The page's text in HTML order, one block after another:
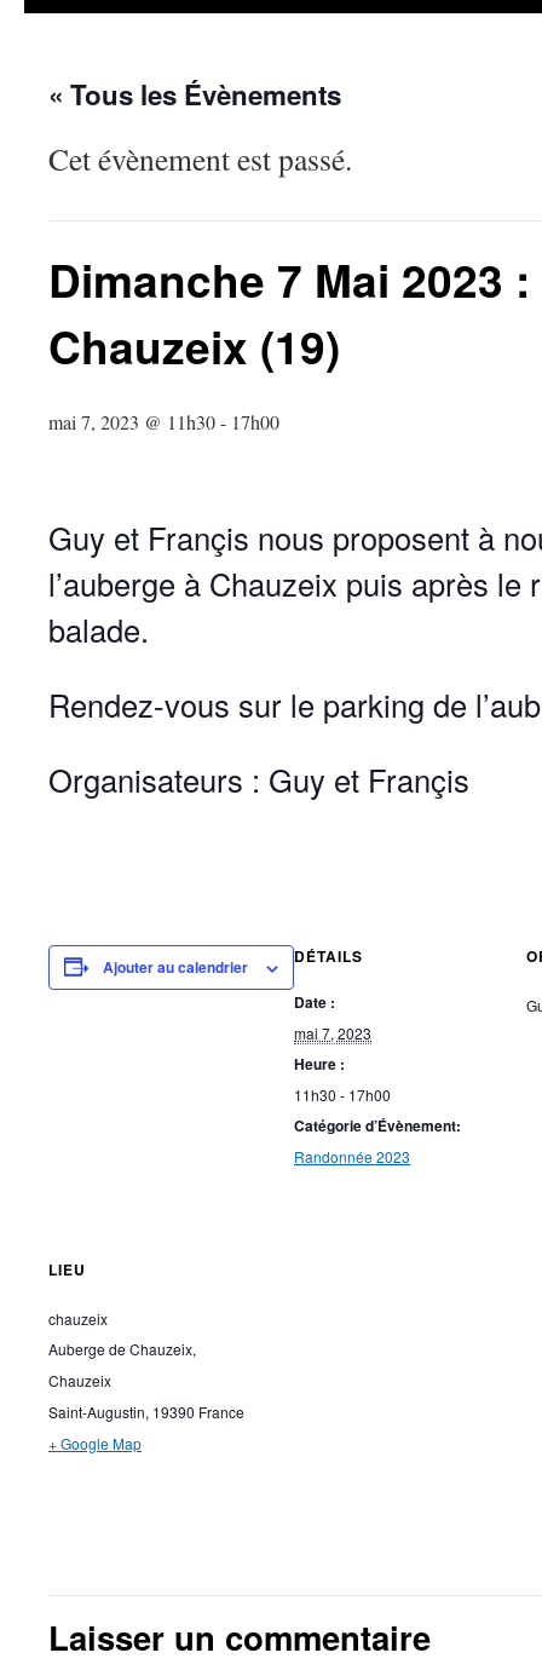
« Tous les Évènements
Cet évènement est passé.
Dimanche 7 Mai 2023
Chauzeix (19)
mai 7, 2023 @ 11h30- 17h00
Guy et Françis nous proposent à
l’auberge à Chauzeix puis après le
balade.
Rendez-vous sur le parking de
Organisateurs : Guy et Françis
Ajouter au calendrier DÉTAILS
Date :
mai 7, 2023
Heure :
11h30 - 17h00
Catégorie d’Évènement:
Randonnée 2023
LIEU
chauzeix
Auberge de Chauzeix,
Chauzeix
Saint-Augustin, 19390 France
+ Google Map
Laisser un commentaire